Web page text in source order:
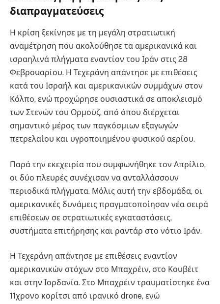
διαπραγματεύσεις
Η κρίση ξεκίνησε με τη μεγάλη στρατιωτική
αναμέτρηση που ακολούθησε τα αμερικανικά και
ισραηλινά πλήγματα εναντίον του Ιράν στις 28
Φεβρουαρίου. Η Τεχεράνη απάντησε με επιθέσεις
κατά του Ισραήλ και αμερικανικών συμμάχων στον
Κόλπο, ενώ προχώρησε ουσιαστικά σε αποκλεισμό
των Στενών του Ορμούζ, από όπου διέρχεται
σημαντικό μέρος των παγκόσμιων εξαγωγών
πετρελαίου και υγροποιημένου φυσικού αερίου.
Παρά την εκεχειρία που συμφωνήθηκε τον Απρίλιο,
οι δύο πλευρές συνέχισαν να ανταλλάσσουν
περιοδικά πλήγματα. Μόλις αυτή την εβδομάδα, οι
αμερικανικές δυνάμεις πραγματοποίησαν νέα σειρά
επιθέσεων σε στρατιωτικές εγκαταστάσεις,
συστήματα επιτήρησης και ραντάρ στο νότιο Ιράν.
Η Τεχεράνη απάντησε με επιθέσεις εναντίον
αμερικανικών στόχων στο Μπαχρέιν, στο Κουβέιτ
και στην Ιορδανία. Στο Μπαχρέιν τραυματίστηκε ένα
11χρονο κορίτσι από ιρανικό drone, ενώ